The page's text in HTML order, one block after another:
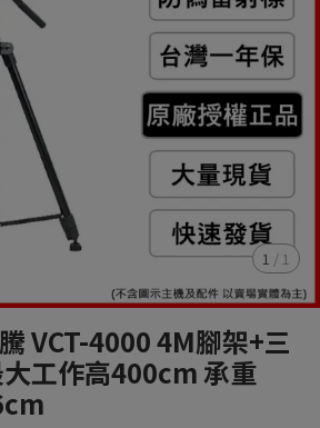
1 / 1
VCT-4000 4M腳架+三
工作高400cm 承重